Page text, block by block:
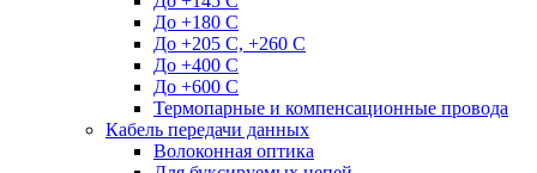
До +180 C
До +205 С, +260 С
До +400 C
До +600 С
Термопарные и компенсационные провода
Кабель передачи данных
Волоконная оптика